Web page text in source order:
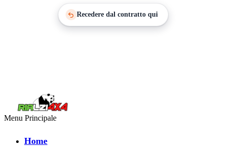
Recedere dal contratto qui
Menu Principale
Home